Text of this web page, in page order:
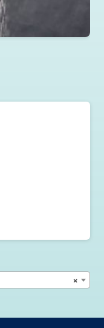
×